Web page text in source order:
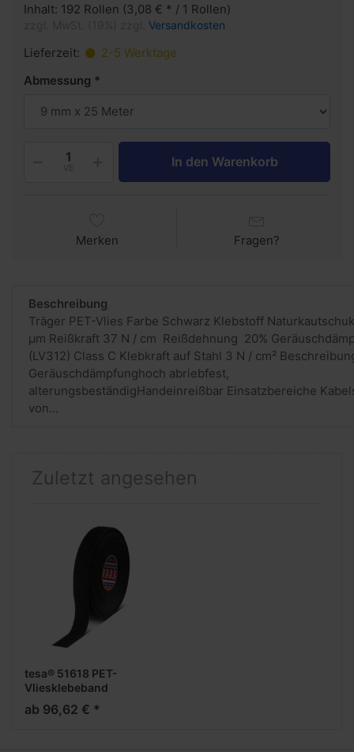
Inhalt: 192 Rollen (3,08 € * / 1 Rollen)
Versandkosten
Lieferzeit:
2-5 Werktage
Abmessung
VE In den Warenkorb
Merken Fragen?
Beschreibung
Träger PET-Vlies Farbe Schwarz Klebstoff
µm Reißkraft 37 N / cm Reißdehnung 20%
(LV312) Class C Klebkraft auf Stahl 3 N / cm²
Geräuschdämpfunghoch abriebfest,
alterungsbeständigHandeinreißbar Einsatzbereiche
von...
Zuletzt angesehen
tesa® 51618 PET-
Vliesklebeband
ab 96,62 € *